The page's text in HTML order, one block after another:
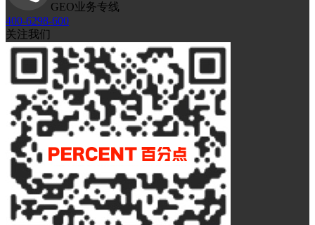
GEO业务专线
400-6298-600
关注我们